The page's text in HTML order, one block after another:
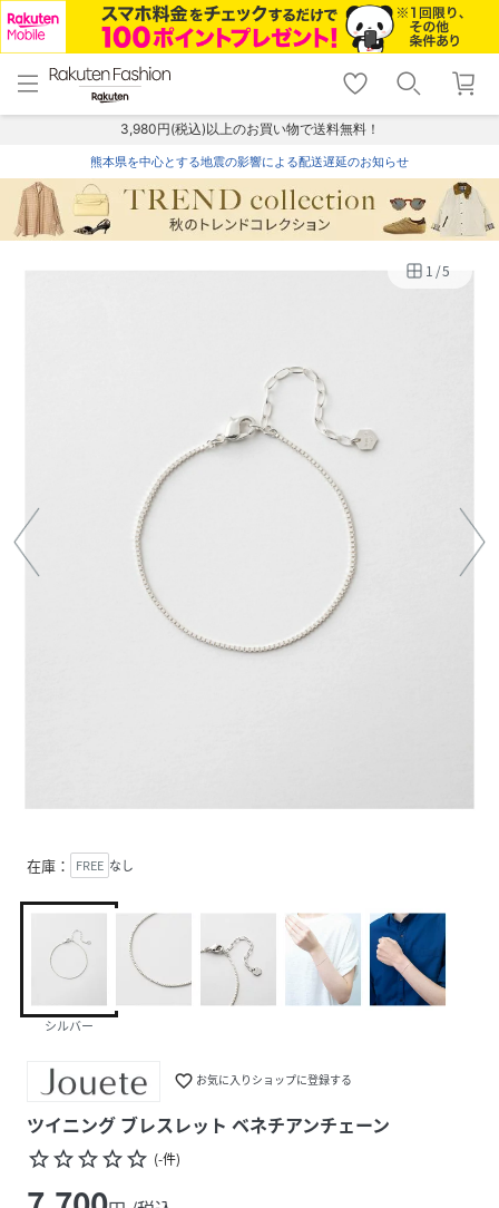
menu home
トップ
shopping_cart lock_outline
ログイン
3,980円(税込)以上のお買い物で送料無料！
熊本県を中心とする地震の影響による配送遅延のお知らせ
1/5
在庫： FREE なし
シルバー
favorite_border お気に入りショップに登録する
ツイニング ブレスレット ベネチアンチェーン
star_borderstar_borderstar_borderstar_borderstar_border (-件)